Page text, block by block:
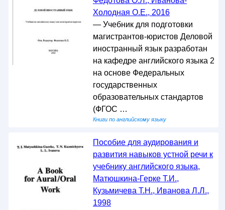
Холодная О.Е., 2016
— Учебник для подготовки
магистрантов-юристов Деловой
иностранный язык разработан
на кафедре английского языка 2
на основе Федеральных
государственных
образовательных стандартов
(ФГОС …
Книги по английскому языку
Пособие для аудирования и
развития навыков устной речи к
учебнику английского языка,
Матюшкина-Герке Т.И.,
Кузьмичева Т.Н., Иванова Л.Л.,
1998